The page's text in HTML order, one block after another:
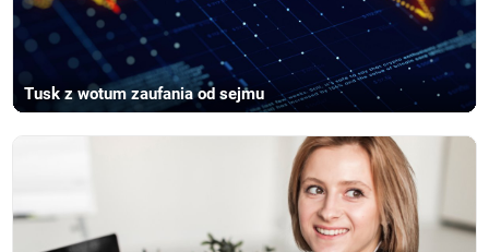
Tusk z wotum zaufania od sejmu